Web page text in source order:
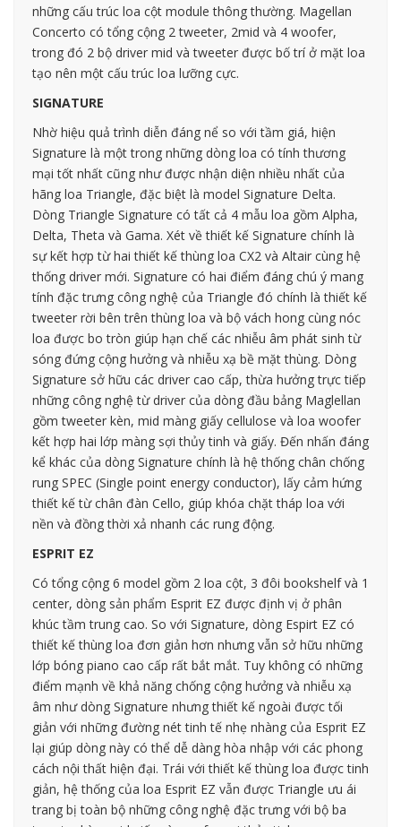
những cấu trúc loa cột module thông thường. Magellan
Concerto có tổng cộng 2 tweeter, 2mid và 4 woofer,
trong đó 2 bộ driver mid và tweeter được bố trí ở mặt loa
tạo nên một cấu trúc loa lưỡng cực.
SIGNATURE
Nhờ hiệu quả trình diễn đáng nể so với tầm giá, hiện
Signature là một trong những dòng loa có tính thương
mại tốt nhất cũng như được nhận diện nhiều nhất của
hãng loa Triangle, đặc biệt là model Signature Delta.
Dòng Triangle Signature có tất cả 4 mẫu loa gồm Alpha,
Delta, Theta và Gama. Xét về thiết kế Signature chính là
sự kết hợp từ hai thiết kế thùng loa CX2 và Altair cùng hệ
thống driver mới. Signature có hai điểm đáng chú ý mang
tính đặc trưng công nghệ của Triangle đó chính là thiết kế
tweeter rời bên trên thùng loa và bộ vách hong cùng nóc
loa được bo tròn giúp hạn chế các nhiễu âm phát sinh từ
sóng đứng cộng hưởng và nhiễu xạ bề mặt thùng. Dòng
Signature sở hữu các driver cao cấp, thừa hưởng trực tiếp
những công nghệ từ driver của dòng đầu bảng Maglellan
gồm tweeter kèn, mid màng giấy cellulose và loa woofer
kết hợp hai lớp màng sợi thủy tinh và giấy. Đến nhấn đáng
kể khác của dòng Signature chính là hệ thống chân chống
rung SPEC (Single point energy conductor), lấy cảm hứng
thiết kế từ chân đàn Cello, giúp khóa chặt tháp loa với
nền và đồng thời xả nhanh các rung động.
ESPRIT EZ
Có tổng cộng 6 model gồm 2 loa cột, 3 đôi bookshelf và 1
center, dòng sản phẩm Esprit EZ được định vị ở phân
khúc tầm trung cao. So với Signature, dòng Espirt EZ có
thiết kế thùng loa đơn giản hơn nhưng vẫn sở hữu những
lớp bóng piano cao cấp rất bắt mắt. Tuy không có những
điểm mạnh về khả năng chống cộng hưởng và nhiễu xạ
âm như dòng Signature nhưng thiết kế ngoài được tối
giản với những đường nét tinh tế nhẹ nhàng của Esprit EZ
lại giúp dòng này có thể dễ dàng hòa nhập với các phong
cách nội thất hiện đại. Trái với thiết kế thùng loa được tinh
giản, hệ thống của loa Esprit EZ vẫn được Triangle ưu ái
trang bị toàn bộ những công nghệ đặc trưng với bộ ba